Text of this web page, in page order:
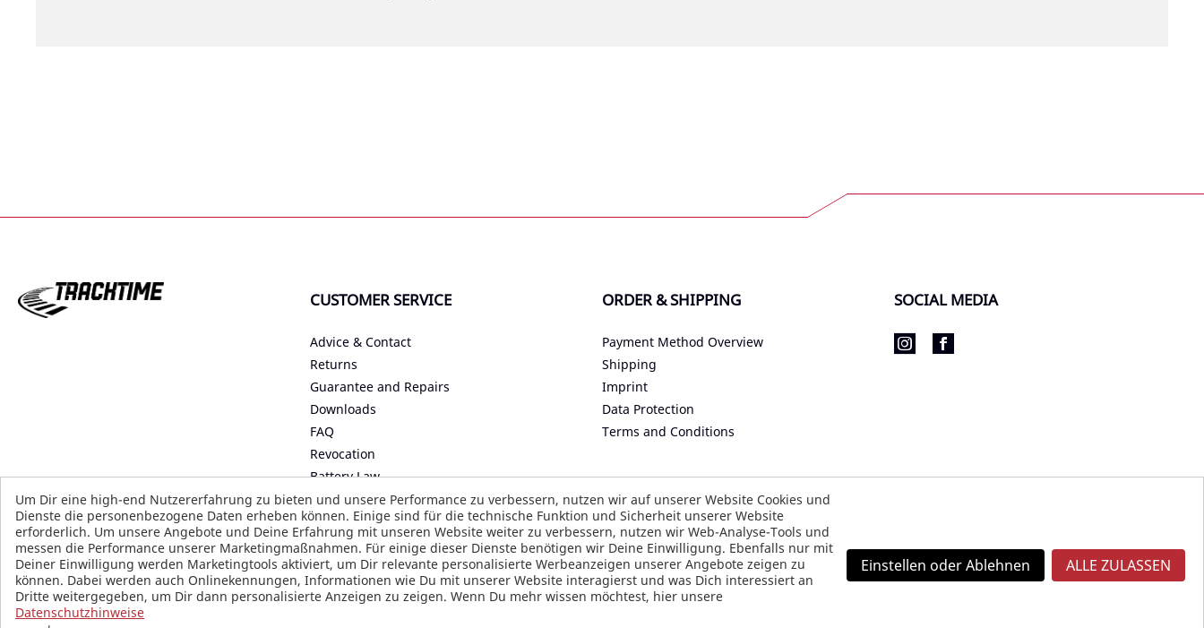
CUSTOMER SERVICE
Advice & Contact
Returns
Guarantee and Repairs
Downloads
FAQ
Revocation
Battery Law
Declaration on Accessibility
Start Accessibility Assistant
B2B
ORDER & SHIPPING
Payment Method Overview
Shipping
Imprint
Data Protection
Terms and Conditions
SOCIAL MEDIA
Um Dir eine high-end Nutzererfahrung zu bieten und unsere Performance zu verbessern, nutzen wir auf unserer Website Cookies und
Dienste die personenbezogene Daten erheben können. Einige sind für die technische Funktion und Sicherheit unserer Website
erforderlich. Um unsere Angebote und Deine Erfahrung mit unseren Website weiter zu verbessern, nutzen wir Web-Analyse-Tools und
messen die Performance unserer Marketingmaßnahmen. Für einige dieser Dienste benötigen wir Deine Einwilligung. Ebenfalls nur mit
Deiner Einwilligung werden Marketingtools aktiviert, um Dir relevante personalisierte Werbeanzeigen unserer Angebote zeigen zu
können. Dabei werden auch Onlinekennungen, Informationen wie Du mit unserer Website interagierst und was Dich interessiert an
Dritte weitergegeben, um Dir dann personalisierte Anzeigen zu zeigen. Wenn Du mehr wissen möchtest, hier unsere
Datenschutzhinweise
Einstellen oder Ablehnen ALLE ZULASSEN